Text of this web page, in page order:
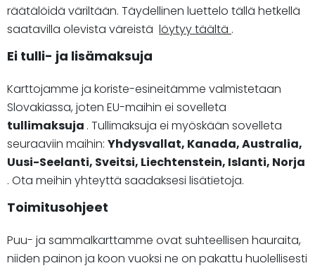
räätälöidä väriltään. Täydellinen luettelo tällä hetkellä
saatavilla olevista väreistä löytyy täältä .
Ei tulli- ja lisämaksuja
Karttojamme ja koriste-esineitämme valmistetaan
Slovakiassa, joten EU-maihin ei sovelleta
tullimaksuja . Tullimaksuja ei myöskään sovelleta
seuraaviin maihin: Yhdysvallat, Kanada, Australia,
Uusi-Seelanti, Sveitsi, Liechtenstein, Islanti, Norja
. Ota meihin yhteyttä saadaksesi lisätietoja.
Toimitusohjeet
Puu- ja sammalkarttamme ovat suhteellisen hauraita,
niiden painon ja koon vuoksi ne on pakattu huolellisesti